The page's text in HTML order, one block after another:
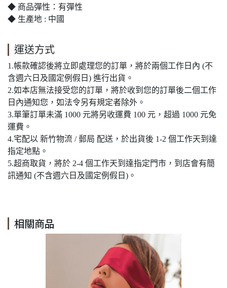
◆ 商品彈性：有彈性
◆ 生產地 : 中國
運送方式
1.帳款確認後將立即處理您的訂單，將於兩個工作日內 (不
含週六日及國定例假日) 進行出貨。
2.如本店無法接受您的訂單，將於收到您的訂單後二個工作
日內通知您，如法令另有規定者除外。
3.單筆訂單未滿 1000 元將另收運費 100 元，超過 1000 元免
運費。
4.宅配以 新竹物流 / 郵局 配送，於出貨後 1-2 個工作天到達
指定地點。
5.超商取貨，將於 2-4 個工作天到達指定門市，到店會有簡
訊通知 (不含週六日及國定例假日)。
相關商品